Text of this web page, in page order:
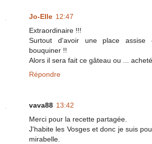
Jo-Elle 12:47
Extraordinaire !!!
Surtout d'avoir une place
bouquiner !!
Alors il sera fait ce gâteau ou ...
Répondre
vava88 13:42
Merci pour la recette partagée.
J'habite les Vosges et donc je suis
mirabelle.